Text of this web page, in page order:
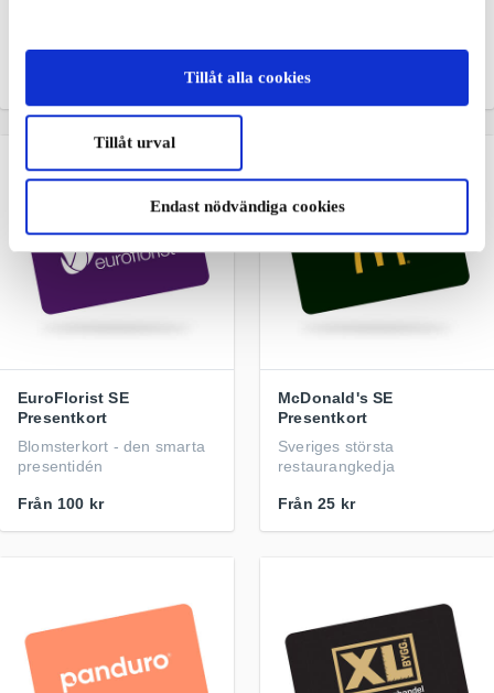
Tillåt alla cookies
Tillåt urval
Endast nödvändiga cookies
Från
EuroFlorist SE
Presentkort
Blomsterkort - den smarta
presentidén
Från 100 kr
McDonald's SE
Presentkort
Sveriges största
restaurangkedja
Från 25 kr